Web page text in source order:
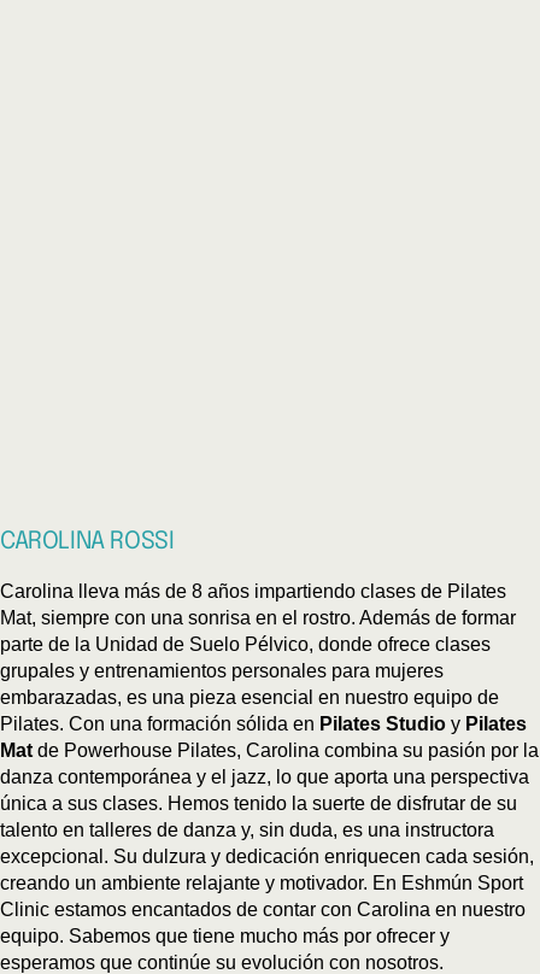
CAROLINA ROSSI
Carolina lleva más de 8 años impartiendo clases de Pilates
Mat, siempre con una sonrisa en el rostro. Además de formar
parte de la Unidad de Suelo Pélvico, donde ofrece clases
grupales y entrenamientos personales para mujeres
embarazadas, es una pieza esencial en nuestro equipo de
Pilates. Con una formación sólida en Pilates Studio y Pilates
Mat de Powerhouse Pilates, Carolina combina su pasión por la
danza contemporánea y el jazz, lo que aporta una perspectiva
única a sus clases. Hemos tenido la suerte de disfrutar de su
talento en talleres de danza y, sin duda, es una instructora
excepcional. Su dulzura y dedicación enriquecen cada sesión,
creando un ambiente relajante y motivador. En Eshmún Sport
Clinic estamos encantados de contar con Carolina en nuestro
equipo. Sabemos que tiene mucho más por ofrecer y
esperamos que continúe su evolución con nosotros.